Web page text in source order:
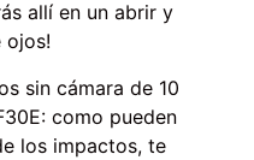
allí en un abrir y
ojos!
sin cámara de 10
como pueden
los impactos, te